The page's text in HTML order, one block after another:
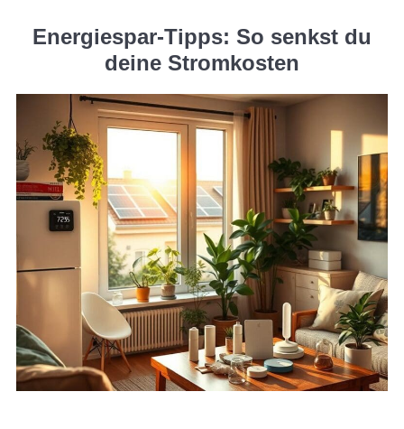
Energiespar-Tipps: So senkst du
deine Stromkosten